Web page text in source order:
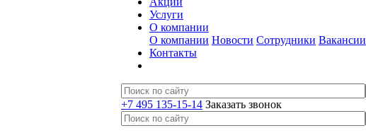
Услуги
О компании
О компании Новости Сотрудники Вакансии
Контакты
+7 495 135-15-14 Заказать звонок